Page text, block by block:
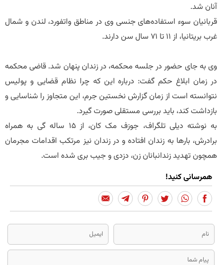
آنان شد.
قربانیان سوء استفاده‌های جنسی وی در مناطق واتفورد، لندن و شمال
غرب بریتانیا، از ۱۱ تا ۷۱ سال سن دارند.
وی به جای حضور در جلسه محکمه، در زندان پنهان شد. قاضی محکمه
در زمان ابلاغ حکم گفت: درباره این که چرا نظام قضایی و پولیس
نتوانسته است از زمان گزارش نخستین جرم، این متجاوز را شناسایی و
بازداشت کند، باید بررسی مستقلی صورت گیرد.
به نوشته دیلی تلگراف، جوزف مک کان، از ۱۵ ساله گی به همراه
برادرش، بار‌ها به زندان افتاده و در زندان نیز مرتکب اقدامات مجرمان
همچون تهدید زندانبانان زن، دزدی و جیب بری شده است.
همرسانی کنید!